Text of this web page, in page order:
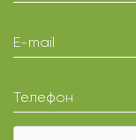
E-mail
Телефон